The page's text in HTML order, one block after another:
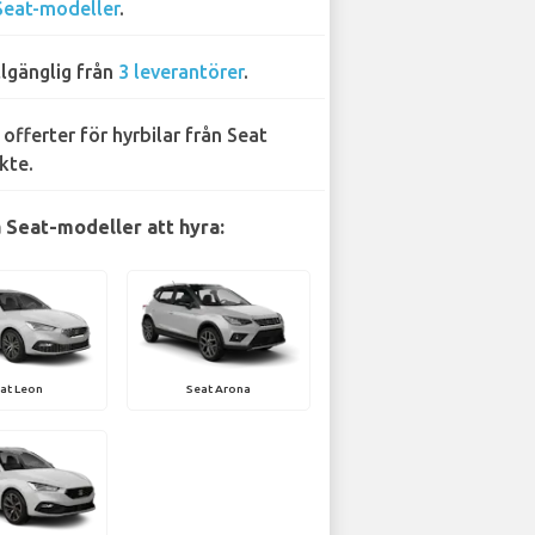
modeller.
från 3 leverantörer.
offerter för hyrbilar från Seat
Seat-modeller att hyra:
Leon Seat Arona